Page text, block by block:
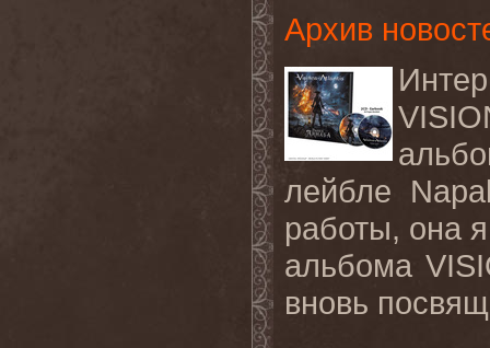
Архив
лейбле
работы, она
альбома
вновь